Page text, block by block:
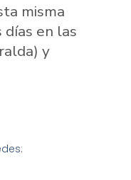
misma
en las
y